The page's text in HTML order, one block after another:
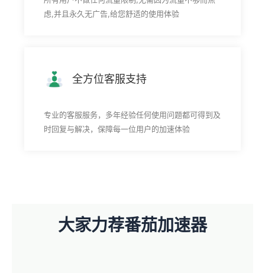
虑,并且永久无广告,给您舒适的使用体验
全方位客服支持
专业的客服服务，多年经验任何使用问题都可得到及
时回复与解决，保障每一位用户的加速体验
大家力荐番茄加速器